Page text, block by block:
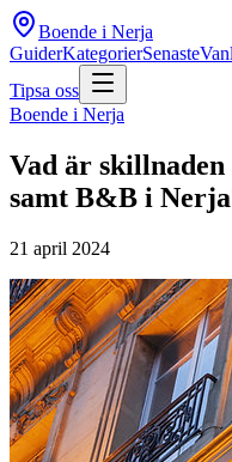
Boende i Nerja
GuiderKategorierSenaste
Tipsa oss
Boende i Nerja
Vad är
samt B&B i
21 april 2024